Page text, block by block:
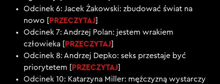
Odcinek 6: Jacek Żakowski: zbudować świat na
nowo [ PRZECZYTAJ
Odcinek 7: Andrzej Polan: jestem wrakiem
człowieka [ PRZECZYTAJ
Odcinek 8: Andrzej Depko: seks przestaje być
priorytetem [ PRZECZYTAJ
Odcinek 10: Katarzyna Miller: mężczyzną wystarczy